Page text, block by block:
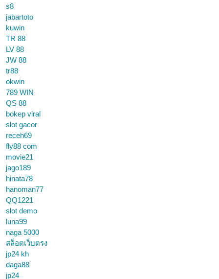
s8
jabartoto
kuwin
TR 88
LV 88
JW 88
tr88
okwin
789 WIN
QS 88
bokep viral
slot gacor
receh69
fly88 com
movie21
jago189
hinata78
hanoman77
QQ1221
slot demo
luna99
naga 5000
สล็อตเว็บตรง
jp24 kh
daga88
jp24